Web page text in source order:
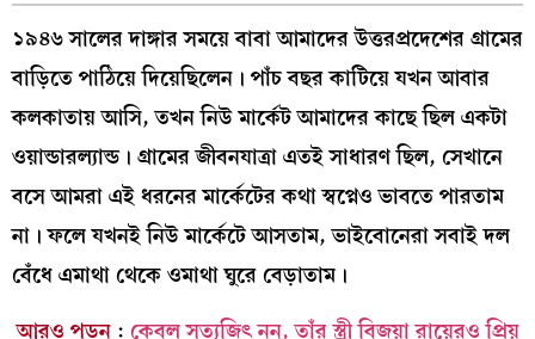
১৯৪৬ সালের দাঙ্গার সময়ে বাবা আমাদের উত্তরপ্রদেশের গ্রামের
বাড়িতে পাঠিয়ে দিয়েছিলেন। পাঁচ বছর কাটিয়ে যখন আবার
কলকাতায় আসি, তখন নিউ মার্কেট আমাদের কাছে ছিল একটা
ওয়ান্ডারল্যান্ড। গ্রামের জীবনযাত্রা এতই সাধারণ ছিল, সেখানে
বসে আমরা এই ধরনের মার্কেটের কথা স্বপ্নেও ভাবতে পারতাম
না। ফলে যখনই নিউ মার্কেটে আসতাম, ভাইবোনেরা সবাই দল
বেঁধে এমাথা থেকে ওমাথা ঘুরে বেড়াতাম।
আরও পড়ুন : কেবল সত্যজিৎ নন, তাঁর স্ত্রী বিজয়া রায়েরও প্রিয়